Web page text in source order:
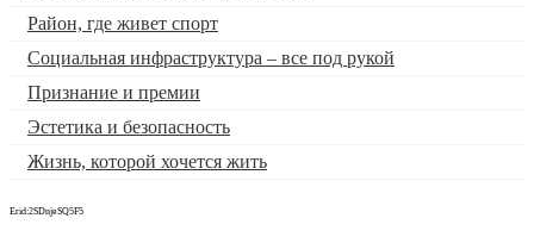
Район, где живет спорт
Социальная инфраструктура ‒ все под рукой
Признание и премии
Эстетика и безопасность
Жизнь, которой хочется жить
Erid:2SDnjeSQ5F5